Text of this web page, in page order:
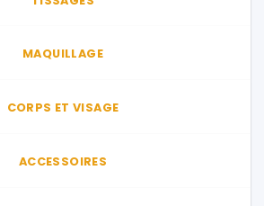
MAQUILLAGE
CORPS ET VISAGE
ACCESSOIRES